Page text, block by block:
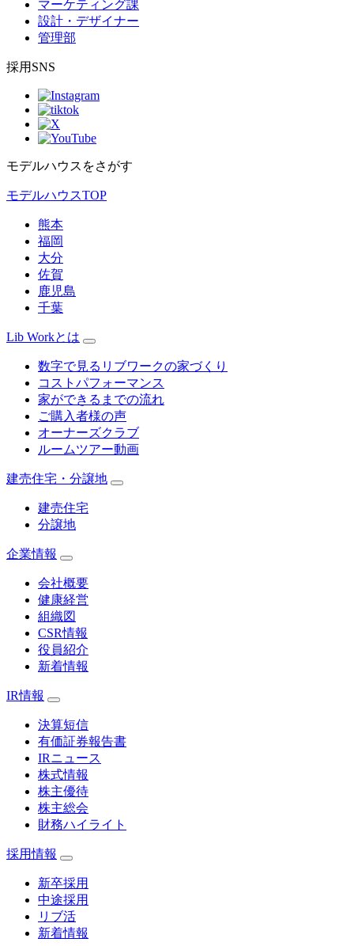
マーケティング課
設計・デザイナー
管理部
採用SNS
モデルハウスをさがす
モデルハウスTOP
熊本
福岡
大分
佐賀
鹿児島
千葉
Lib Workとは
数字で見るリブワークの家づくり
コストパフォーマンス
家ができるまでの流れ
ご購入者様の声
オーナーズクラブ
ルームツアー動画
建売住宅・分譲地
建売住宅
分譲地
企業情報
会社概要
健康経営
組織図
CSR情報
役員紹介
新着情報
IR情報
決算短信
有価証券報告書
IRニュース
株式情報
株主優待
株主総会
財務ハイライト
採用情報
新卒採用
中途採用
リブ活
新着情報